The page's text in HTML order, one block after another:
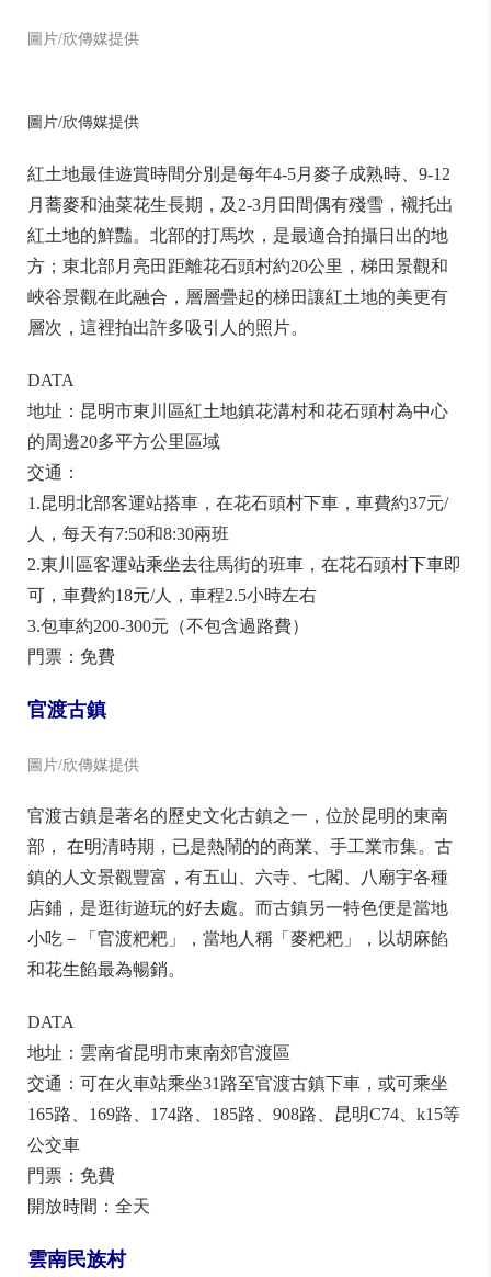
圖片/欣傳媒提供
紅土地最佳遊賞時間分別是每年4-5月麥子成熟時、9-12
月蕎麥和油菜花生長期，及2-3月田間偶有殘雪，襯托出
紅土地的鮮豔。北部的打馬坎，是最適合拍攝日出的地
峽谷景觀在此融合，層層疊起的梯田讓紅土地的美更有
層次，這裡拍出許多吸引人的照片。
DATA
地址：昆明市東川區紅土地鎮花溝村和花石頭村為中心
的周邊20多平方公里區域
交通：
1.昆明北部客運站搭車，在花石頭村下車，車費約37元/
人，每天有7:50和8:30兩班
2.東川區客運站乘坐去往馬街的班車，在花石頭村下車即
3.包車約200-300元（不包含過路費）
圖片/欣傳媒提供
官渡古鎮是著名的歷史文化古鎮之一，位於昆明的東南
部， 在明清時期，已是熱鬧的的商業、手工業市集。古
店鋪，是逛街遊玩的好去處。而古鎮另一特色便是當地
小吃－「官渡粑粑」，當地人稱「麥粑粑」，以胡麻餡
和花生餡最為暢銷。
DATA
地址：雲南省昆明市東南郊官渡區
交通：可在火車站乘坐31路至官渡古鎮下車，或可乘坐
公交車